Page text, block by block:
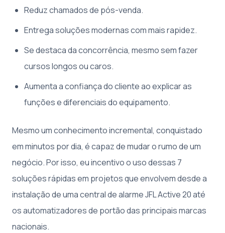
Reduz chamados de pós-venda.
Entrega soluções modernas com mais rapidez.
Se destaca da concorrência, mesmo sem fazer
cursos longos ou caros.
Aumenta a confiança do cliente ao explicar as
funções e diferenciais do equipamento.
Mesmo um conhecimento incremental, conquistado
em minutos por dia, é capaz de mudar o rumo de um
negócio. Por isso, eu incentivo o uso dessas 7
soluções rápidas em projetos que envolvem desde a
instalação de uma central de alarme JFL Active 20 até
os automatizadores de portão das principais marcas
nacionais.